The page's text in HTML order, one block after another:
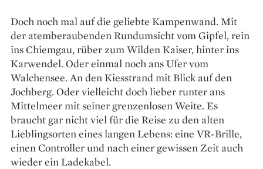
Doch noch mal auf die geliebte Kampenwand. Mit
der atemberaubenden Rundumsicht vom Gipfel, rein
ins Chiemgau, rüber zum Wilden Kaiser, hinter ins
Karwendel. Oder einmal noch ans Ufer vom
Walchensee. An den Kiesstrand mit Blick auf den
Jochberg. Oder vielleicht doch lieber runter ans
Mittelmeer mit seiner grenzenlosen Weite. Es
braucht gar nicht viel für die Reise zu den alten
Lieblingsorten eines langen Lebens: eine VR-Brille,
einen Controller und nach einer gewissen Zeit auch
wieder ein Ladekabel.